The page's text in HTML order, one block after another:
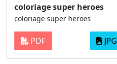
coloriage super heroes
coloriage super heroes
PDF JPG